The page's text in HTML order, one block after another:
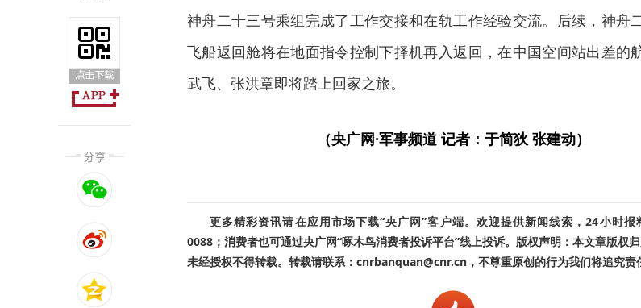
神舟二十三号乘组完成了工作交接和在轨工作经验交流。后续，神舟
飞船返回舱将在地面指令控制下择机再入返回，在中国空间站出差的
武飞、张洪章即将踏上回家之旅。
（央广网·军事频道 记者：于简狄 张建动）
更多精彩资讯请在应用市场下载“央广网”客户端。欢迎提供新闻线索，24小时报
0088；消费者也可通过央广网“啄木鸟消费者投诉平台”线上投诉。版权声明：本文章版权
未经授权不得转载。转载请联系：cnrbanquan@cnr.cn，不尊重原创的行为我们将追究责